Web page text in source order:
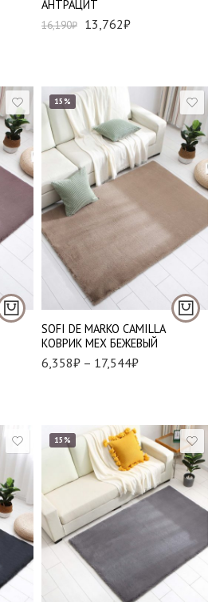
АНТРАЦИТ
16,190₽ 13,762₽
15%
SOFI DE MARKO CAMILLA
КОВРИК МЕХ БЕЖЕВЫЙ
6,358₽ – 17,544₽
Набор (50*70 см и
60*100 см)
120*180 см
140*200 см
15%
Набор (50*70 см и
60*100 см)
80*120 см